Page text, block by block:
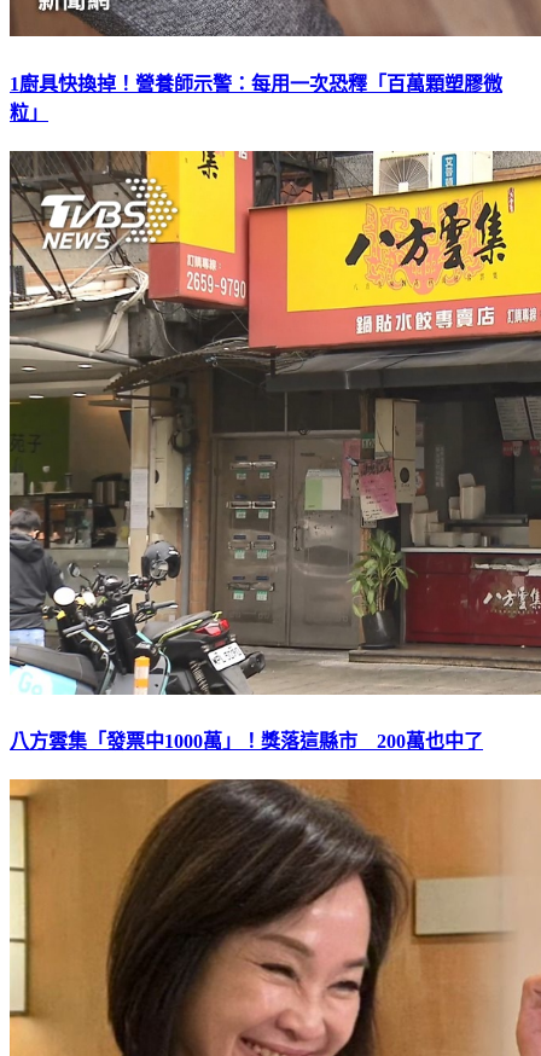
1廚具快換掉！營養師示警：每用一次恐釋「百萬顆塑膠微
粒」
八方雲集「發票中1000萬」！獎落這縣市 200萬也中了